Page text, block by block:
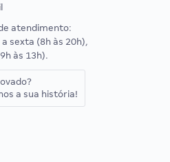
atendimento:
a sexta (8h às 20h),
às 13h).
a sua história!